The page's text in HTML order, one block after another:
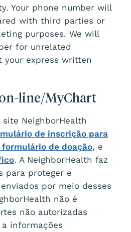
Your phone number will
with third parties or
purposes. We will
for unrelated
your express written
line/MyChart
NeighborHealth
de inscrição para
formulário de doação, e
. A NeighborHealth faz
para proteger e
por meio desses
não é
não autorizadas
informações